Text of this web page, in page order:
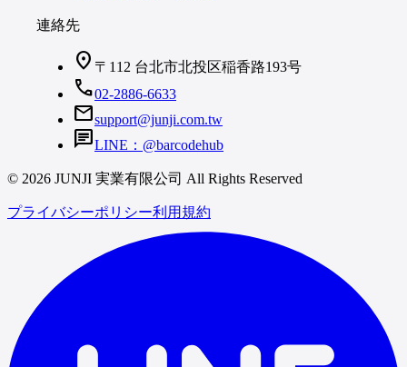
連絡先
location_on 〒112 台北市北投区稲香路193号
call02-2886-6633
mailsupport@junji.com.tw
chatLINE：@barcodehub
© 2026 JUNJI 実業有限公司 All Rights Reserved
プライバシーポリシー利用規約